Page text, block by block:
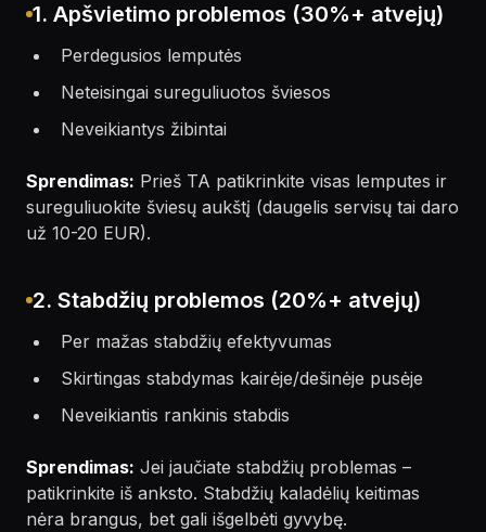
1. Apšvietimo problemos (30%+ atvejų)
Perdegusios lemputės
Neteisingai sureguliuotos šviesos
Neveikiantys žibintai
Sprendimas: Prieš TA patikrinkite visas lemputes ir
sureguliuokite šviesų aukštį (daugelis servisų tai daro
už 10-20 EUR).
2. Stabdžių problemos (20%+ atvejų)
Per mažas stabdžių efektyvumas
Skirtingas stabdymas kairėje/dešinėje pusėje
Neveikiantis rankinis stabdis
Sprendimas: Jei jaučiate stabdžių problemas –
patikrinkite iš anksto. Stabdžių kaladėlių keitimas
nėra brangus, bet gali išgelbėti gyvybę.